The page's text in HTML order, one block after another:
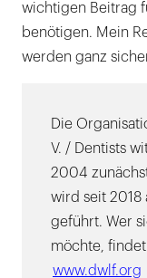
wichtigen Beitrag
benötigen. Mein
werden ganz
Die
V. / Dentists
2004
wird seit 2018
geführt. Wer
möchte,
www.dwlf.org